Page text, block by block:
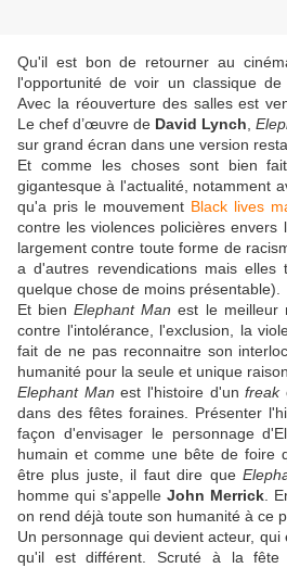
Qu'il est bon de retourner au
l'opportunité de voir un classique
Avec la réouverture des salles est
Le chef d’œuvre de David Lynch
sur grand écran dans une version
Et comme les choses sont bien
gigantesque à l'actualité, notamment
qu'a pris le mouvement Black lives
contre les violences policières envers
largement contre toute forme de
a d'autres revendications mais elles
quelque chose de moins présentable).
Et bienElephant Man est le meilleur
contre l'intolérance, l'exclusion, la
fait de ne pas reconnaitre son
humanité pour la seule et unique
Elephant Man est l'histoire d'unfreak
dans des fêtes foraines. Présenter
façon d'envisager le personnage
humain et comme une bête de foire
être plus juste, il faut dire que
homme qui s'appelle John Merrick .
on rend déjà toute son humanité à ce
Un personnage qui devient acteur,
qu'il est différent. Scruté à la